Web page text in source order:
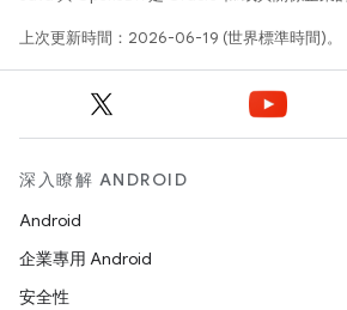
上次更新時間：2026-06-19 (世界標準時間)。
深入瞭解 ANDROID
Android
企業專用 Android
安全性